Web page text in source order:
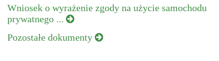
Wniosek o wyrażenie zgody na użycie samochodu
prywatnego ...
Pozostałe dokumenty